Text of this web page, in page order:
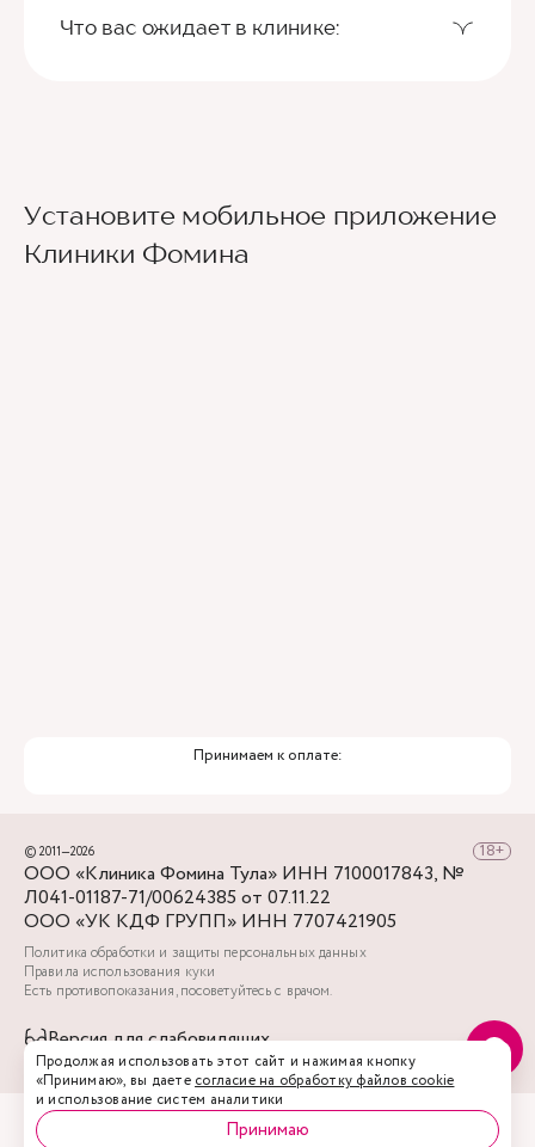
Что вас ожидает в клинике:
Ведущие врачи региона
Установите мобильное приложение
Клиники Фомина
Принимаем к оплате:
© 2011—2026
ООО «Клиника Фомина Тула» ИНН 7100017843, №
Л041-01187-71/00624385 от 07.11.22
ООО «УК КДФ ГРУПП» ИНН 7707421905
Политика обработки и защиты персональных данных
Правила использования куки
Есть противопоказания, посоветуйтесь с врачом.
Версия для слабовидящих
Продолжая использовать этот сайт и нажимая кнопку
«Принимаю», вы даете согласие на обработку файлов cookie
и использование систем аналитики
Принимаю